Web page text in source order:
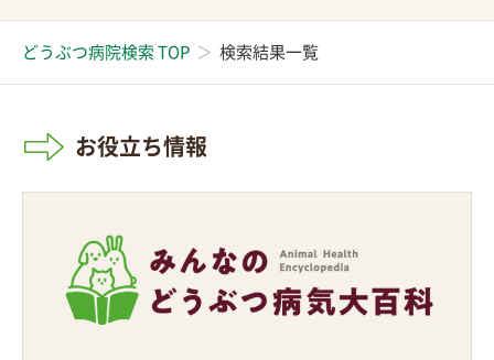
どうぶつ病院検索 TOP 検索結果一覧
お役立ち情報